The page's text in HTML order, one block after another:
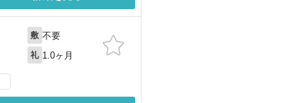
敷 不要
礼 1.0ヶ月